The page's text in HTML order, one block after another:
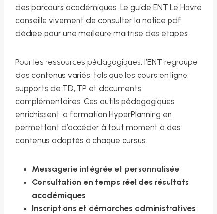
des parcours académiques. Le guide ENT Le Havre
conseille vivement de consulter la notice pdf
dédiée pour une meilleure maîtrise des étapes.
Pour les ressources pédagogiques, l’ENT regroupe
des contenus variés, tels que les cours en ligne,
supports de TD, TP et documents
complémentaires. Ces outils pédagogiques
enrichissent la formation HyperPlanning en
permettant d’accéder à tout moment à des
contenus adaptés à chaque cursus.
Messagerie intégrée et personnalisée
Consultation en temps réel des résultats
académiques
Inscriptions et démarches administratives